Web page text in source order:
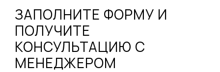
ЗАПОЛНИТЕ ФОРМУ И
ПОЛУЧИТЕ
КОНСУЛЬТАЦИЮ С
МЕНЕДЖЕРОМ